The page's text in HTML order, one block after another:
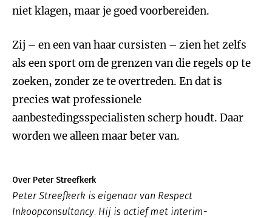
niet klagen, maar je goed voorbereiden.
Zij – en een van haar cursisten – zien het zelfs
als een sport om de grenzen van die regels op te
zoeken, zonder ze te overtreden. En dat is
precies wat professionele
aanbestedingsspecialisten scherp houdt. Daar
worden we alleen maar beter van.
Over Peter Streefkerk
Peter Streefkerk is eigenaar van Respect
Inkoopconsultancy. Hij is actief met interim-